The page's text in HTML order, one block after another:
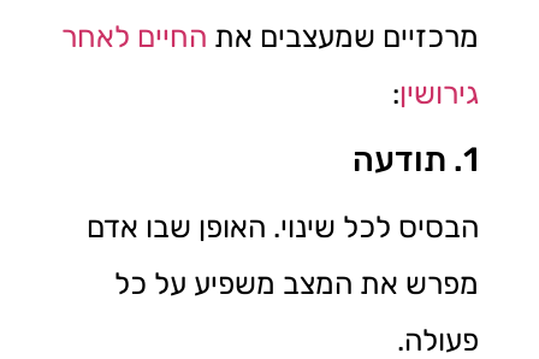
מרכזיים שמעצבים את החיים לאחר
גירושין:
1. תודעה
הבסיס לכל שינוי. האופן שבו אדם
מפרש את המצב משפיע על כל
פעולה.